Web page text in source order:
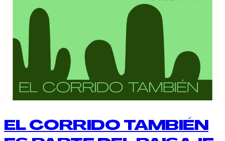
EL CORRIDO TAMBIÉN